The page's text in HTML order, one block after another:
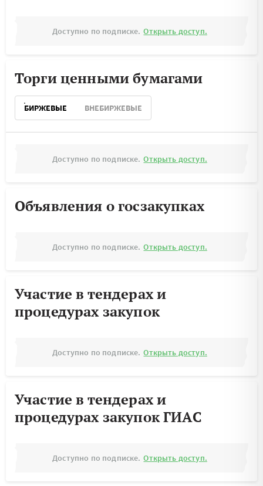
Доступно по подписке. Открыть доступ.
Торги ценными бумагами
БИРЖЕВЫЕ ВНЕБИРЖЕВЫЕ
Доступно по подписке. Открыть доступ.
Объявления о госзакупках
Доступно по подписке. Открыть доступ.
Участие в тендерах и
процедурах закупок
Доступно по подписке. Открыть доступ.
Участие в тендерах и
процедурах закупок ГИАС
Доступно по подписке. Открыть доступ.